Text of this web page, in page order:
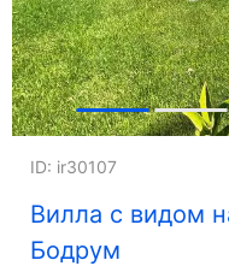
Вилла с видом
Бодрум
ID: ir30107